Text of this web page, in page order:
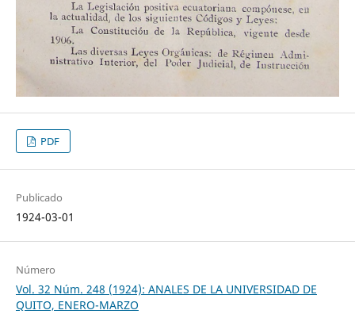
PDF
Publicado
1924-03-01
Número
Vol. 32 Núm. 248 (1924): ANALES DE LA UNIVERSIDAD DE
QUITO, ENERO-MARZO